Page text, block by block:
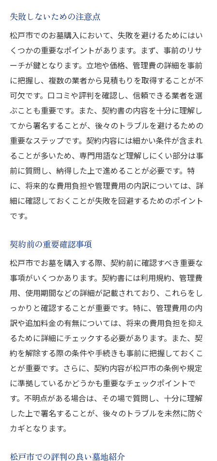
失敗しないための注意点
松戸市でのお墓購入において、失敗を避けるためにはい
くつかの重要なポイントがあります。まず、事前のリサ
ーチが鍵となります。立地や価格、管理費の詳細を事前
に把握し、複数の業者から見積もりを取得することが不
可欠です。口コミや評判を確認し、信頼できる業者を選
ぶことも重要です。また、契約書の内容を十分に理解し
てから署名することが、後々のトラブルを避けるための
重要なステップです。契約内容には細かい条件が含まれ
ることが多いため、専門用語など理解しにくい部分は事
前に質問し、納得した上で進めることが必要です。特
に、将来的な費用負担や管理費用の内訳については、詳
細に確認しておくことが失敗を回避するためのポイント
です。
契約前の重要確認事項
松戸市でお墓を購入する際、契約前に確認すべき重要な
事項がいくつかあります。契約書には利用規約、管理費
用、使用期間などの詳細が記載されており、これらをし
っかりと確認することが重要です。特に、管理費用の内
訳や追加料金の有無については、将来の費用負担を抑え
るために詳細にチェックする必要があります。また、契
約を解除する際の条件や手続きも事前に把握しておくこ
とが重要です。さらに、契約内容が松戸市の条例や規定
に準拠しているかどうかも重要なチェックポイントで
す。不明点がある場合は、その場で質問し、十分に理解
した上で署名することが、後々のトラブルを未然に防ぐ
カギとなります。
松戸市での評判の良い墓地紹介